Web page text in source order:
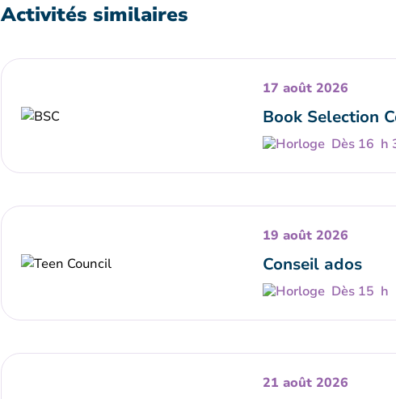
Activités similaires
17 août 2026
Book Selection
Dès 16 h
19 août 2026
Conseil ados
Dès 15 h
21 août 2026